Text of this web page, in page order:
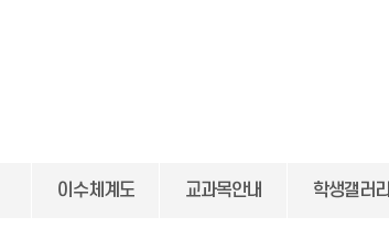
이수체계도 교과목안내 학생갤러리